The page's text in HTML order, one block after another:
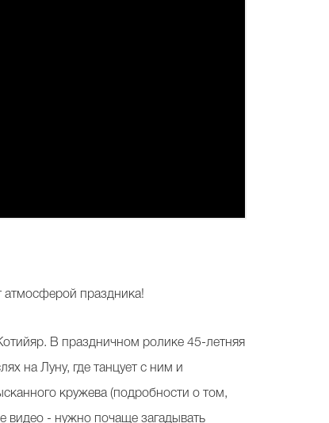
атмосферой праздника!
В праздничном ролике 45-летняя
на Луну, где танцует с ним и
кружева (подробности о том,
видео - нужно почаще загадывать